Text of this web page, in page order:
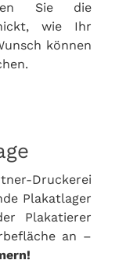
Sie die
wie Ihr
können
Druckerei
Plakatlager
Plakatierer
an –